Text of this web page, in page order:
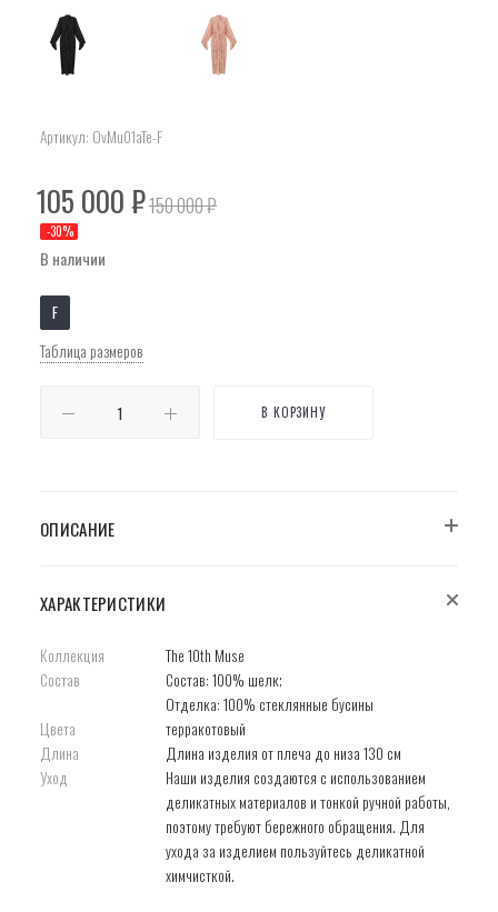
Артикул: OvMu01aTe-F
105 000₽150 000₽
-30%
В наличии
F
Таблица размеров
В КОРЗИНУ
ОПИСАНИЕ
ХАРАКТЕРИСТИКИ
Коллекция
The 10th Muse
Состав
Состав: 100% шелк;
Отделка: 100% стеклянные бусины
Цвета
терракотовый
Длина
Длина изделия от плеча до низа 130 см
Уход
Наши изделия создаются с использованием
деликатных материалов и тонкой ручной работы,
поэтому требуют бережного обращения. Для
ухода за изделием пользуйтесь деликатной
химчисткой.